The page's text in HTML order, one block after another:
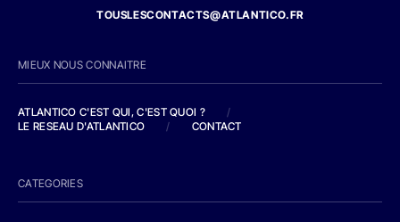
TOUSLESCONTACTS@ATLANTICO.FR
MIEUX NOUS CONNAITRE
ATLANTICO C'EST QUI, C'EST QUOI ?
/
LE RESEAU D'ATLANTICO
/ CONTACT
CATEGORIES